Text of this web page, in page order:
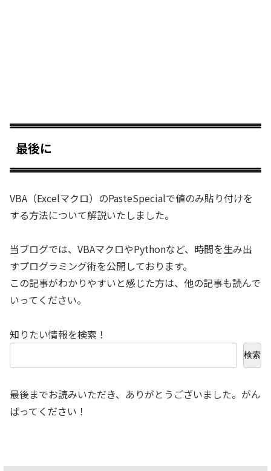
最後に
VBA（Excelマクロ）のPasteSpecialで値のみ貼り付けを
する方法について解説いたしました。
当ブログでは、VBAマクロやPythonなど、時間を生み出
すプログラミング術を公開しております。
この記事がわかりやすいと感じた方は、他の記事も読んで
いってください。
知りたい情報を検索！
検索
最後までお読みいただき、ありがとうございました。がん
ばってください！